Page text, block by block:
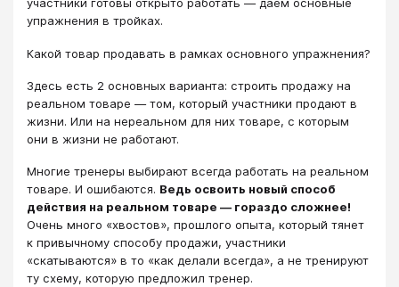
участники готовы открыто работать — даем основные
упражнения в тройках.
Какой товар продавать в рамках основного упражнения?
Здесь есть 2 основных варианта: строить продажу на
реальном товаре — том, который участники продают в
жизни. Или на нереальном для них товаре, с которым
они в жизни не работают.
Многие тренеры выбирают всегда работать на реальном
товаре. И ошибаются. Ведь освоить новый способ
действия на реальном товаре — гораздо сложнее!
Очень много «хвостов», прошлого опыта, который тянет
к привычному способу продажи, участники
«скатываются» в то «как делали всегда», а не тренируют
ту схему, которую предложил тренер.